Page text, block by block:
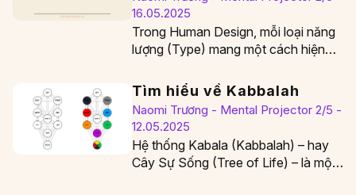
16.05.2025
Trong Human Design, mỗi loại năng
lượng (Type) mang một cách hiện
Tìm hiểu về Kabbalah
Naomi Trương - Mental Projector 2/5 -
12.05.2025
Hệ thống Kabala (Kabbalah) – hay
Cây Sự Sống (Tree of Life) – là một